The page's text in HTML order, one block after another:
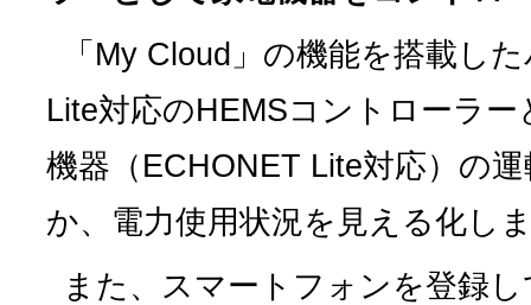
「My Cloud」の機能を搭載し
Lite対応のHEMSコントローラ
機器（ECHONET Lite対応）の
か、電力使用状況を見える化し
また、スマートフォンを登録